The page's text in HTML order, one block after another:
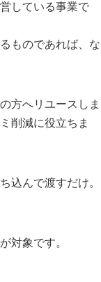
している事業で
ものであれば、な
方へリユースしま
削減に役立ちま
込んで渡すだけ。
対象です。